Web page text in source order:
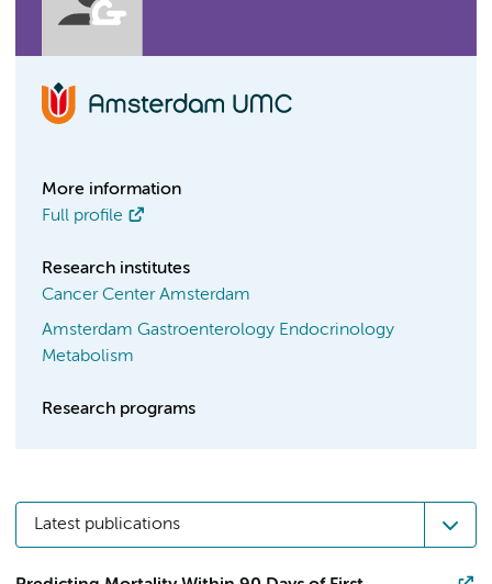
More information
Full profile
Research institutes
Cancer Center Amsterdam
Amsterdam Gastroenterology Endocrinology
Metabolism
Research programs
Latest publications